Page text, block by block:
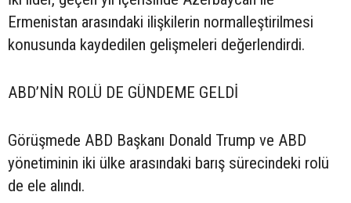
Ermenistan arasındaki ilişkilerin normalleştirilmesi
konusunda kaydedilen gelişmeleri değerlendirdi.
ABD’NİN ROLÜ DE GÜNDEME GELDİ
Görüşmede ABD Başkanı Donald Trump ve ABD
yönetiminin iki ülke arasındaki barış sürecindeki rolü
de ele alındı.